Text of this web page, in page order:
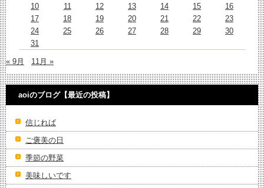
10
11 12 13 14 15
16
17
18 19 20 21 22
23
24
25 26 27 28 29
30
31
« 9月 11月 »
aoiのブログ【最近の投稿】
信じれば
ご褒美の日
季節の野菜
美味しいです